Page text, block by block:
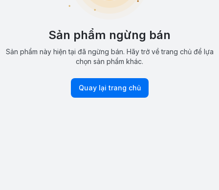
Sản phẩm ngừng bán
Sản phẩm này hiện tại đã ngừng bán. Hãy trở về trang chủ để lựa
chọn sản phẩm khác.
Quay lại trang chủ